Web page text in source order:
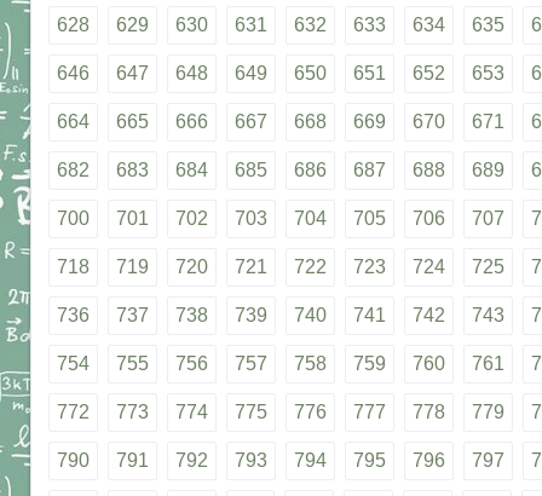
628 629 630 631 632 633 634 635
646 647 648 649 650 651 652 653
664 665 666 667 668 669 670 671
682 683 684 685 686 687 688 689
700 701 702 703 704 705 706 707
718 719 720 721 722 723 724 725
736 737 738 739 740 741 742 743
754 755 756 757 758 759 760 761
772 773 774 775 776 777 778 779
790 791 792 793 794 795 796 797